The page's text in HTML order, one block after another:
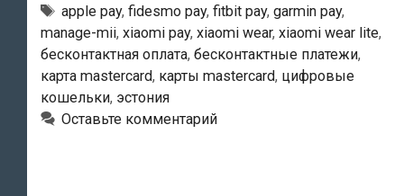
увеличилось
количество
пользователей
цифровыми
кошельками
Тэги
apple pay, fidesmo pay, fitbit pay, garmin pay,
manage-mii, xiaomi pay, xiaomi wear, xiaomi wear lite,
бесконтактная оплата, бесконтактные платежи,
карта mastercard, карты mastercard, цифровые
кошельки, эстония
Оставьте комментарий